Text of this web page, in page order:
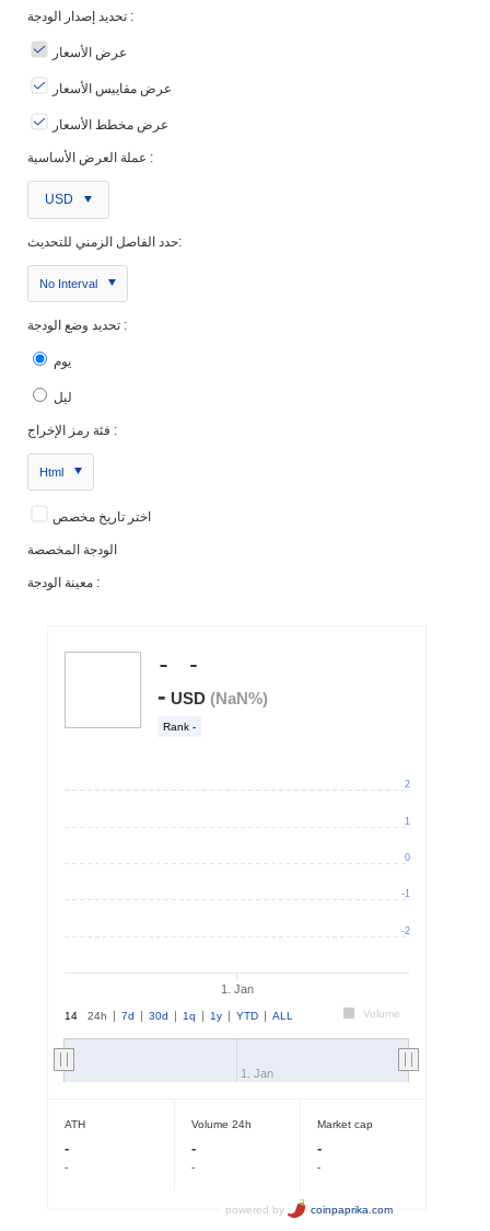
تحديد إصدار الودجة :
عرض الأسعار
عرض مقاييس الأسعار
عرض مخطط الأسعار
عملة العرض الأساسية :
USD
حدد الفاصل الزمني للتحديث:
No Interval
تحديد وضع الودجة :
يوم
ليل
فئة رمز الإخراج :
Html
اختر تاريخ مخصص
الودجة المخصصة
معينة الودجة :